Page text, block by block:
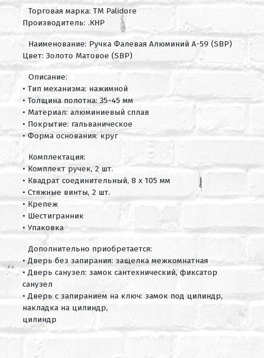
Торговая марка: ТМ Palidore
Производитель: .КНР
Наименование: Ручка Фалевая Алюминий А-59 (SBP)
Цвет: Золото Матовое (SBP)
Описание:
• Тип механизма: нажимной
• Толщина полотна: 35-45 мм
• Материал: алюминиевый сплав
• Покрытие: гальваническое
• Форма основания: круг
Комплектация:
• Комплект ручек, 2 шт.
• Квадрат соединительный, 8 х 105 мм
• Стяжные винты, 2 шт.
• Крепеж
• Шестигранник
• Упаковка
Дополнительно приобретается:
• Дверь без запирания: защелка межкомнатная
• Дверь санузел: замок сантехнический, фиксатор
санузел
• Дверь с запиранием на ключ: замок под цилиндр,
накладка на цилиндр,
цилиндр